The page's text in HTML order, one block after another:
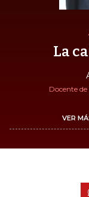
La
Docente
VER